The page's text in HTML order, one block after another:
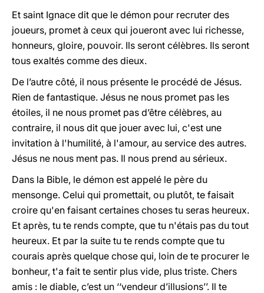
Et saint Ignace dit que le démon pour recruter des
joueurs, promet à ceux qui joueront avec lui richesse,
honneurs, gloire, pouvoir. Ils seront célèbres. Ils seront
tous exaltés comme des dieux.
De l’autre côté, il nous présente le procédé de Jésus.
Rien de fantastique. Jésus ne nous promet pas les
étoiles, il ne nous promet pas d’être célèbres, au
contraire, il nous dit que jouer avec lui, c'est une
invitation à l'humilité, à l'amour, au service des autres.
Jésus ne nous ment pas. Il nous prend au sérieux.
Dans la Bible, le démon est appelé le père du
mensonge. Celui qui promettait, ou plutôt, te faisait
croire qu'en faisant certaines choses tu seras heureux.
Et après, tu te rends compte, que tu n'étais pas du tout
heureux. Et par la suite tu te rends compte que tu
courais après quelque chose qui, loin de te procurer le
bonheur, t'a fait te sentir plus vide, plus triste. Chers
amis : le diable, c’est un ‘‘vendeur d’illusions’’. Il te